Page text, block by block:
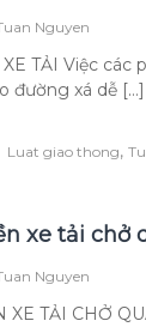
Nguyen
TẢI Việc
đường xá dễ […]
Luat giao thong,
xe tải chở
Nguyen
TẢI CHỞ